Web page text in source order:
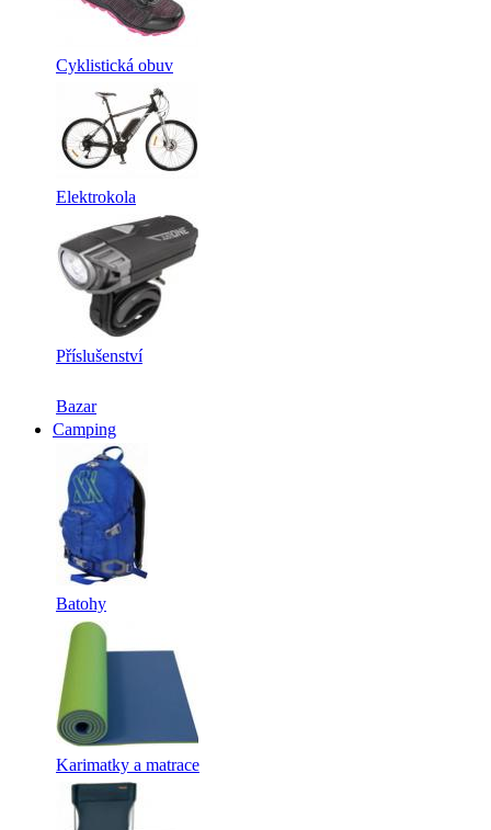
Cyklistická obuv
Elektrokola
Příslušenství
Bazar
Camping
Batohy
Karimatky a matrace